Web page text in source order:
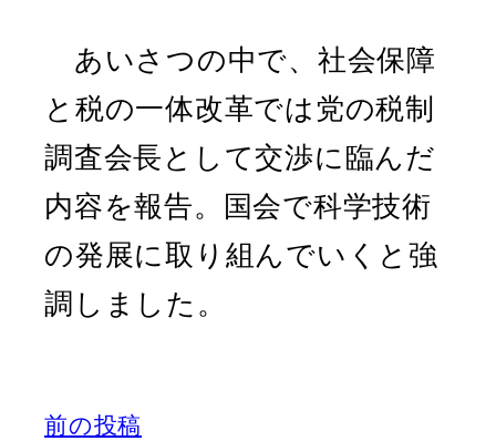
あいさつの中で、社会保障
と税の一体改革では党の税制
調査会長として交渉に臨んだ
内容を報告。国会で科学技術
の発展に取り組んでいくと強
調しました。
前の投稿